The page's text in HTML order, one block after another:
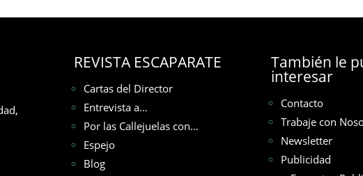
REVISTA ESCAPARATE
Cartas del Director
Entrevista a…
Por las Callejuelas con…
Espejo
Blog
También le
interesar
Contacto
Trabaje con
Newsletter
Publicidad